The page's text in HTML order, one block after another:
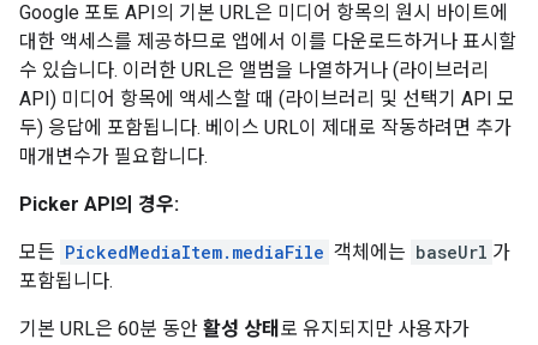
Google 포토 API의 기본 URL은 미디어 항목의 원시 바이트에
대한 액세스를 제공하므로 앱에서 이를 다운로드하거나 표시할
수 있습니다. 이러한 URL은 앨범을 나열하거나 (라이브러리
API) 미디어 항목에 액세스할 때 (라이브러리 및 선택기 API 모
두) 응답에 포함됩니다. 베이스 URL이 제대로 작동하려면 추가
매개변수가 필요합니다.
Picker API의 경우:
모든 PickedMediaItem.mediaFile 객체에는 baseUrl 가
포함됩니다.
기본 URL은 60분 동안 활성 상태 로 유지되지만 사용자가